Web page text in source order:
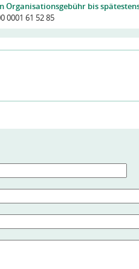
bis
0001 61 52 85